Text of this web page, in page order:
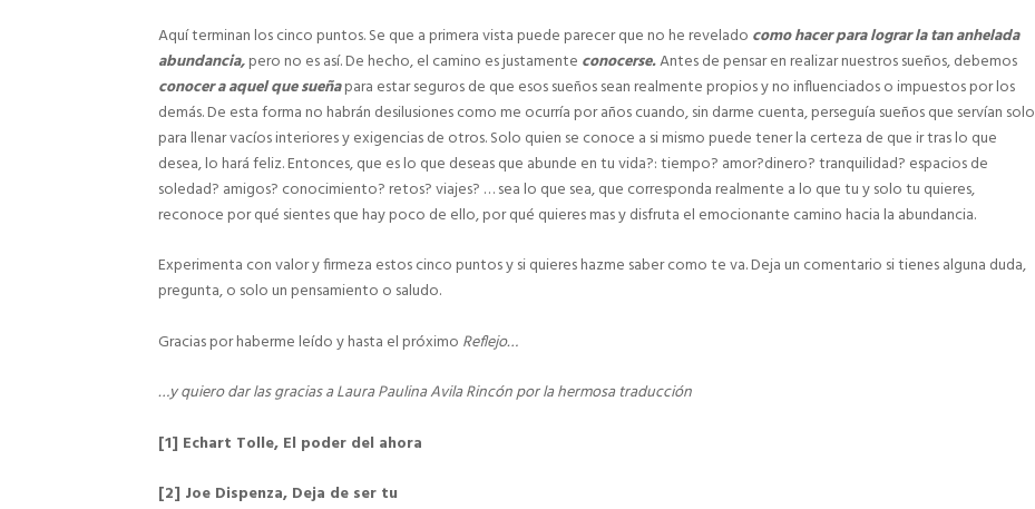
Aquí terminan los cinco puntos. Se que a primera vista puede parecer que no he revelado como hacer para lograr la tan anhelada
abundancia,pero no es así. De hecho, el camino es justamente conocerse.Antes de pensar en realizar nuestros sueños, debemos
conocer a aquel que sueñapara estar seguros de que esos sueños sean realmente propios y no influenciados o impuestos por los
demás. De esta forma no habrán desilusiones como me ocurría por años cuando, sin darme cuenta, perseguía sueños que servían solo
para llenar vacíos interiores y exigencias de otros. Solo quien se conoce a si mismo puede tener la certeza de que ir tras lo que
desea, lo hará feliz. Entonces, que es lo que deseas que abunde en tu vida?: tiempo? amor?dinero? tranquilidad? espacios de
soledad? amigos? conocimiento? retos? viajes? … sea lo que sea, que corresponda realmente a lo que tu y solo tu quieres,
reconoce por qué sientes que hay poco de ello, por qué quieres mas y disfruta el emocionante camino hacia la abundancia.
Experimenta con valor y firmeza estos cinco puntos y si quieres hazme saber como te va. Deja un comentario si tienes alguna duda,
pregunta, o solo un pensamiento o saludo.
Gracias por haberme leído y hasta el próximo Reflejo…
…y quiero dar las gracias a Laura Paulina Avila Rincón por la hermosa traducción
[1] Echart Tolle, El poder del ahora
[2] Joe Dispenza, Deja de ser tu